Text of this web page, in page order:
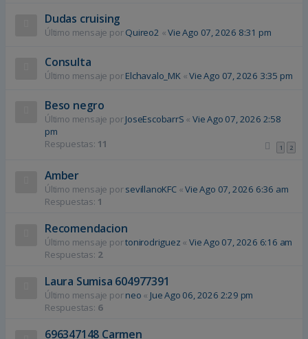
Dudas cruising
Último mensaje porQuireo2 «Vie Ago 07, 2026 8:31 pm
Consulta
Último mensaje porElchavalo_MK«Vie Ago 07, 2026 3:35 pm
Beso negro
Último mensaje porJoseEscobarrS «Vie Ago 07, 2026 2:58
pm
Respuestas: 11 1 2
Amber
Último mensaje porsevillanoKFC«Vie Ago 07, 2026 6:36 am
Respuestas: 1
Recomendacion
Último mensaje portonirodriguez «Vie Ago 07, 2026 6:16 am
Respuestas: 2
Laura Sumisa 604977391
Último mensaje porneo « Jue Ago 06, 2026 2:29 pm
Respuestas: 6
696347148 Carmen